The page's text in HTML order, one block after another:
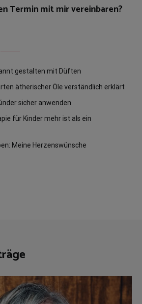
Termin mit mir vereinbaren?
gestalten mit Düften
ätherischer Öle verständlich erklärt
sicher anwenden
für Kinder mehr ist als ein
Meine Herzenswünsche